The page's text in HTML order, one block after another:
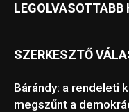
LEGOLVASOTTABB
SZERKESZTŐ
Bárándy: a rendeleti
megszűnt a